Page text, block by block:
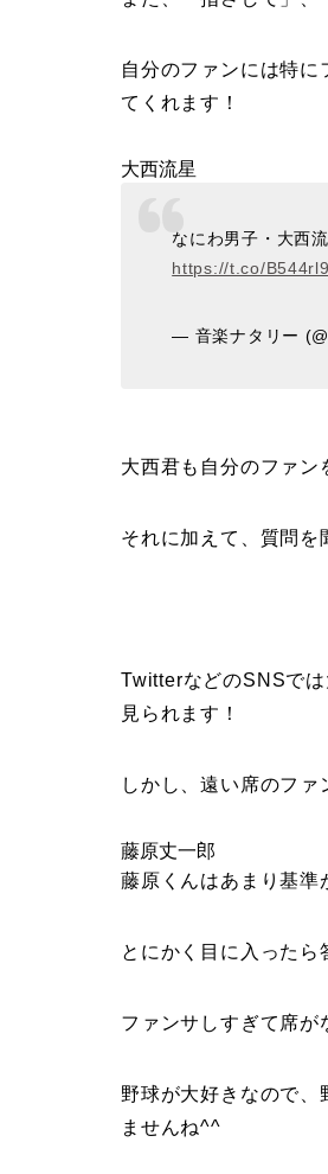
自分のファンには特
てくれます！
大西流星
なにわ男子・大西
https://t.co/
— 音楽ナタリー
大西君も自分のファン
それに加えて、質問
TwitterなどのSNSでは
見られます！
しかし、遠い席のファ
藤原丈一郎
藤原くんはあまり基準
とにかく目に入ったら
ファンサしすぎて席
野球が大好きなので
ませんね^^